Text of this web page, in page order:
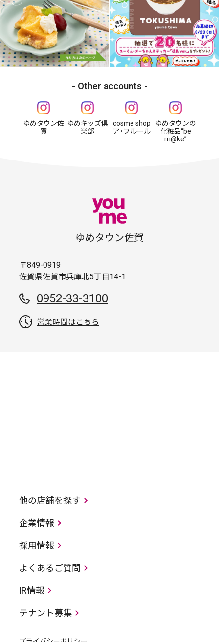
Other accounts
ゆめタウン佐
賀
ゆめキッズ倶
楽部
cosme shop
ア・フルール
ゆめタウンの
化粧品“be
m@ke”
ゆめタウン佐賀
〒849-0919
佐賀県佐賀市兵庫北5丁目14-1
0952-33-3100
営業時間はこちら
他の店舗を探す
企業情報
採用情報
よくあるご質問
IR情報
テナント募集